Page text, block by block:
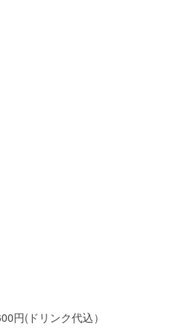
円(ドリンク代込）